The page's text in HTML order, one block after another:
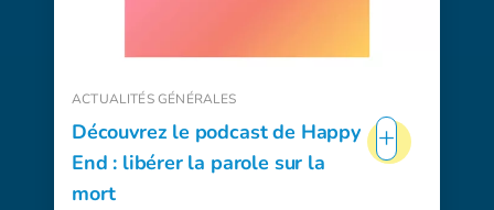
ACTUALITÉS GÉNÉRALES
Découvrez le podcast de Happy
End : libérer la parole sur la
mort
+